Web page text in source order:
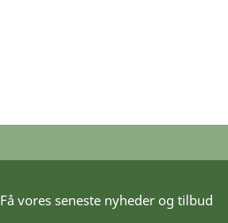
Få vores seneste nyheder og tilbud